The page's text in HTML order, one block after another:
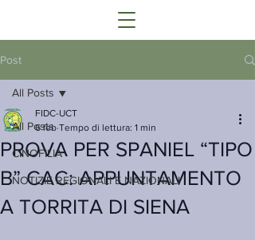
Post
All Posts
CINOFILIA
NOTIZIE REGIONALI E NAZIONALI
All Posts
PROVA PER SPANIEL “TIPO
B” CAC: APPUNTAMENTO
A TORRITA DI SIENA
FIDC-UCT
6 feb Tempo di lettura: 1 min